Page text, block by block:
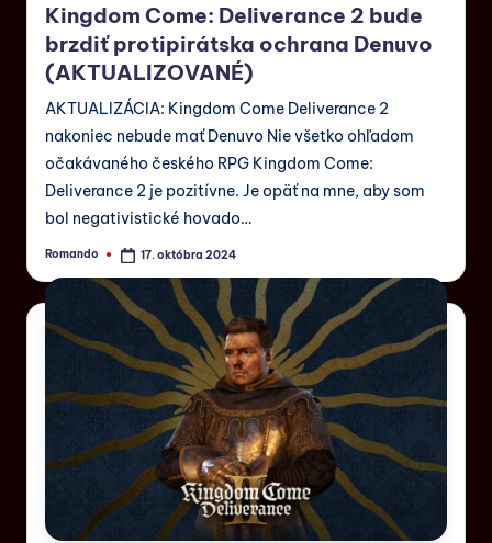
Kingdom Come: Deliverance 2 bude
brzdiť protipirátska ochrana Denuvo
(AKTUALIZOVANÉ)
AKTUALIZÁCIA: Kingdom Come Deliverance 2
nakoniec nebude mať Denuvo Nie všetko ohľadom
očakávaného českého RPG Kingdom Come:
Deliverance 2 je pozitívne. Je opäť na mne, aby som
bol negativistické hovado…
Romando 17. októbra 2024